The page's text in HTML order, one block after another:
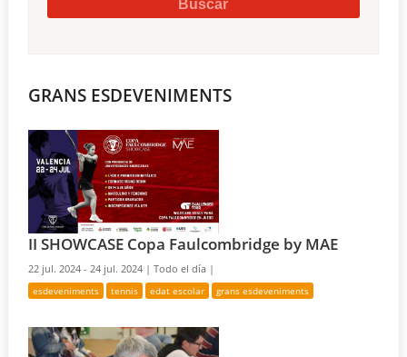
GRANS ESDEVENIMENTS
II SHOWCASE Copa Faulcombridge by MAE
22 jul. 2024 - 24 jul. 2024 |Todo el día |
esdeveniments tennis edat escolar grans esdeveniments